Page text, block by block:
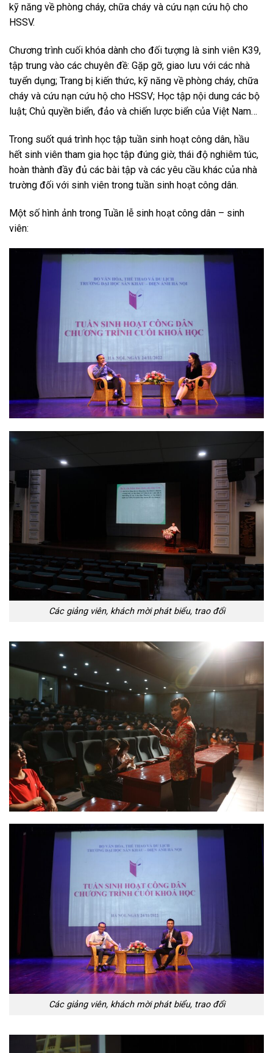
kỹ năng về phòng cháy, chữa cháy và cứu nạn cứu hộ cho
HSSV.
Chương trình cuối khóa dành cho đối tượng là sinh viên K39,
tập trung vào các chuyên đề: Gặp gỡ, giao lưu với các nhà
tuyển dụng; Trang bị kiến thức, kỹ năng về phòng cháy, chữa
cháy và cứu nạn cứu hộ cho HSSV; Học tập nội dung các bộ
luật; Chủ quyền biển, đảo và chiến lược biển của Việt Nam…
Trong suốt quá trình học tập tuần sinh hoạt công dân, hầu
hết sinh viên tham gia học tập đúng giờ, thái độ nghiêm túc,
hoàn thành đầy đủ các bài tập và các yêu cầu khác của nhà
trường đối với sinh viên trong tuần sinh hoạt công dân.
Một số hình ảnh trong Tuần lễ sinh hoạt công dân – sinh
viên:
Các giảng viên, khách mời phát biểu, trao đổi
Các giảng viên, khách mời phát biểu, trao đổi